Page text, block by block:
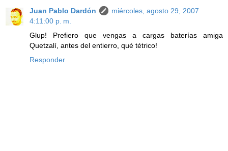
Juan Pablo Dardón
miércoles, agosto 29, 2007
4:11:00 p. m.
Glup! Prefiero que vengas a cargas baterías amiga
Quetzalí, antes del entierro, qué tétrico!
Responder